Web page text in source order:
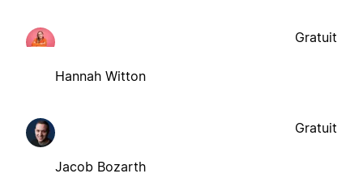
Hannah Witton
Gratuit
Jacob Bozarth
Gratuit